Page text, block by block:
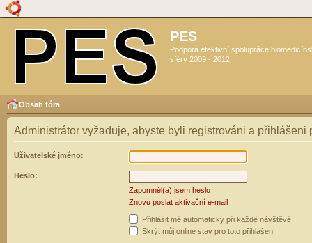
PES
Podpora efektivní spolupráce
sféry 2009 - 2012
Obsah fóra
Administrátor vyžaduje, abyste byli registrováni a přihlášeni
Uživatelské jméno:
Heslo:
Zapomněl(a) jsem heslo
Znovu poslat aktivační e-mail
Přihlásit mě automaticky při každé návštěvě
Skrýt můj online stav pro toto přihlášení